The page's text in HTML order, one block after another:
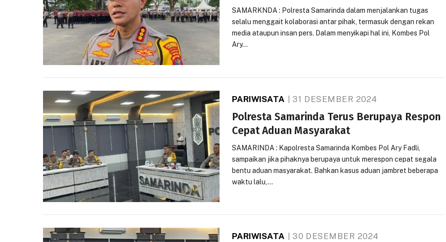
SAMARKNDA : Polresta Samarinda dalam menjalankan tugas
selalu menggait kolaborasi antar pihak, termasuk dengan rekan
media ataupun insan pers. Dalam menyikapi hal ini, Kombes Pol
Ary…
PARIWISATA 31 DESEMBER 2024
Polresta Samarinda Terus Berupaya Respon
Cepat Aduan Masyarakat
SAMARINDA : Kapolresta Samarinda Kombes Pol Ary Fadli,
sampaikan jika pihaknya berupaya untuk merespon cepat segala
bentu aduan masyarakat. Bahkan kasus aduan jambret beberapa
waktu lalu,…
PARIWISATA 30 DESEMBER 2024